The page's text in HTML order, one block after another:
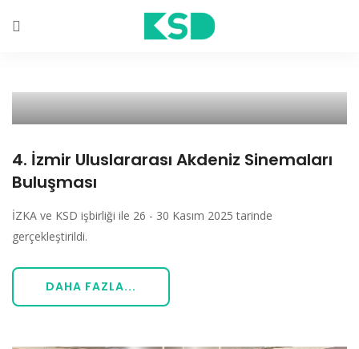
4. İzmir Uluslararası Akdeniz Sinemaları
Buluşması
İZKA ve KSD işbirliği ile 26 - 30 Kasım 2025 tarinde
gerçekleştirildi.
DAHA FAZLA...